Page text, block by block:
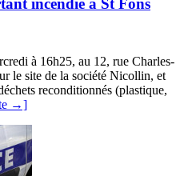
à 16h25, au 12, rue Charles-
le site de la société Nicollin, et
reconditionnés (plastique,
→]